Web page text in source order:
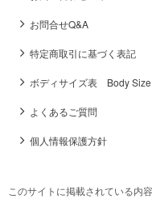
お問合せQ&A
特定商取引に基づく表記
ボディサイズ表 Body
よくあるご質問
個人情報保護方針
このサイトに掲載されている内